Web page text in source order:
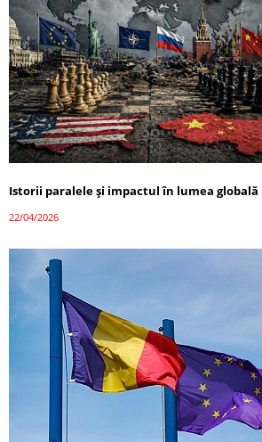
Istorii paralele și impactul în lumea globală
22/04/2026